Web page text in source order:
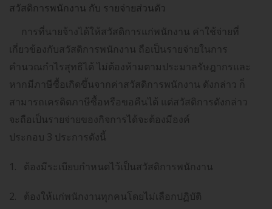
สวัสดิการพนักงาน กับ รายจ่ายส่วนตัว
การที่นายจ้างได้ให้สวัสดิการแก่พนักงาน ค่าใช้จ่ายที่
เกี่ยวข้องกับสวัสดิการพนักงาน ถือเป็นรายจ่ายในการ
คำนวณกำไรสุทธิได้ ไม่ต้องห้ามตามประมาลรัษฎากรและ
หากมีภาษีซื้อเกิดขึ้นจากค่าสวัสดิการพนักงาน ดังกล่าว ก็
สามารถเครดิตภาษีซื้อหรือขอคืนได้ แต่สวัสดิการดังกล่าว
จะถือเป็นรายจ่ายของกิจการได้จะต้องมีองค์
ประกอบ 3 ประการดังนี้
1. ต้องมีระเบียบกำหนดไว้เป็นสวัสดิการพนักงาน
2. ต้องให้แก่พนักงานทุกคนโดยไม่เลือกปฏิบัติ